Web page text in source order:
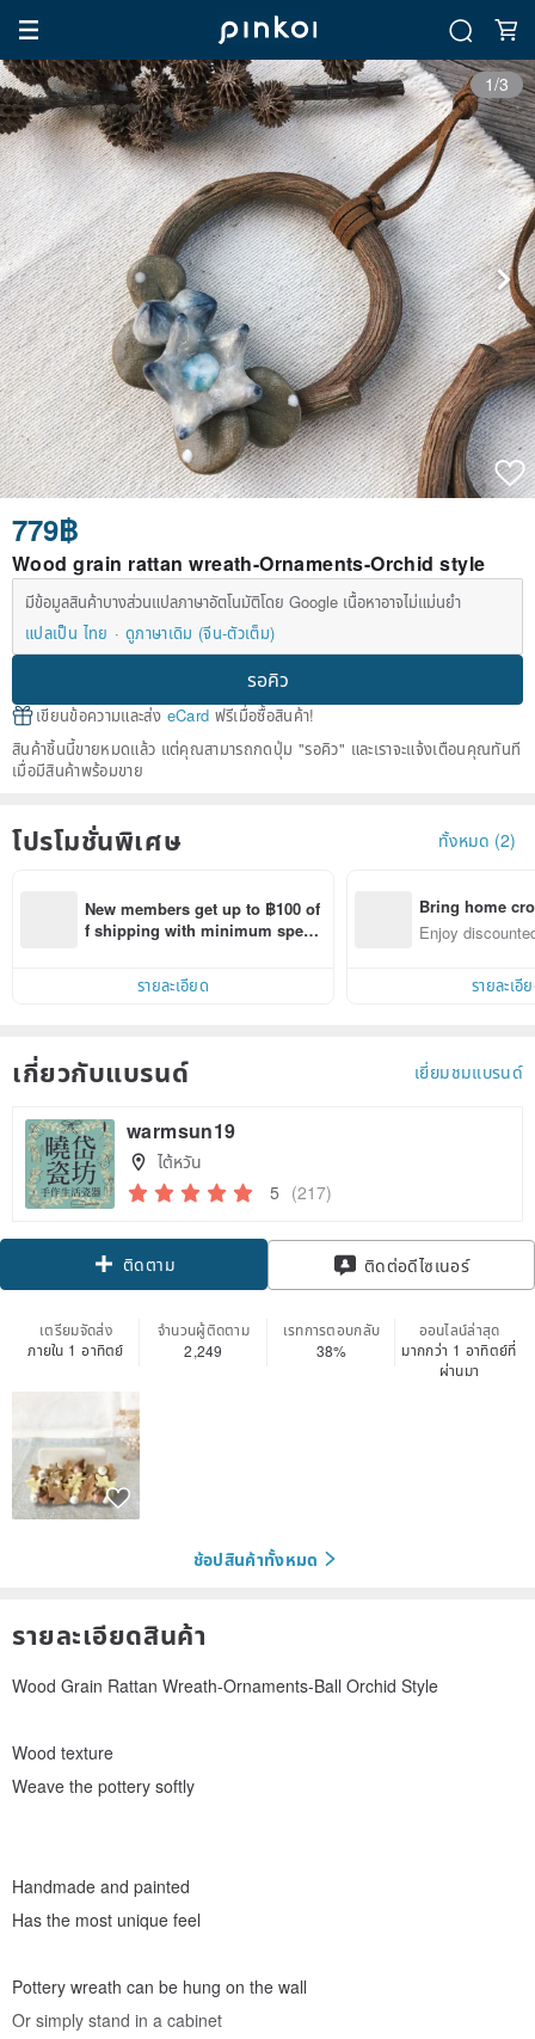
1/3
779฿
Wood grain rattan wreath-Ornaments-Orchid style
มีข้อมูลสินค้าบางส่วนแปลภาษาอัตโนมัติโดย Google เนื้อหาอาจไม่แม่นยำ
แปลเป็น ไทย
ดูภาษาเดิม (จีน-ตัวเต็ม)
รอคิว
เขียนข้อความและส่ง eCard ฟรีเมื่อซื้อสินค้า!
สินค้าชิ้นนี้ขายหมดแล้ว แต่คุณสามารถกดปุ่ม "รอคิว" และเราจะแจ้งเตือนคุณทันที
เมื่อมีสินค้าพร้อมขาย
โปรโมชั่นพิเศษ ทั้งหมด (2)
New members get up to ฿100 of
f shipping with minimum spen
within 7 days!
รายละเอียด
Bring home
n with ease
Enjoy
รายละเอี
เกี่ยวกับแบรนด์ เยี่ยมชมแบรนด์
warmsun19
ไต้หวัน
5 (217)
ติดตาม ติดต่อดีไซเนอร์
เตรียมจัดส่ง
ภายใน 1 อาทิตย์
จำนวนผู้ติดตาม
2,249
เรทการตอบกลับ
38%
ออนไลน์ล่าสุด
มากกว่า 1 อาทิตย์ที่
ผ่านมา
ช้อปสินค้าทั้งหมด
รายละเอียดสินค้า
Wood Grain Rattan Wreath-Ornaments-Ball Orchid Style
Wood texture
Weave the pottery softly
Handmade and painted
Has the most unique feel
Pottery wreath can be hung on the wall
Or simply stand in a cabinet